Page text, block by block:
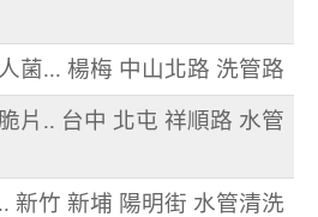
菌... 楊梅 中山北路 洗管路
片.. 台中 北屯 祥順路 水管
新竹 新埔 陽明街 水管清洗